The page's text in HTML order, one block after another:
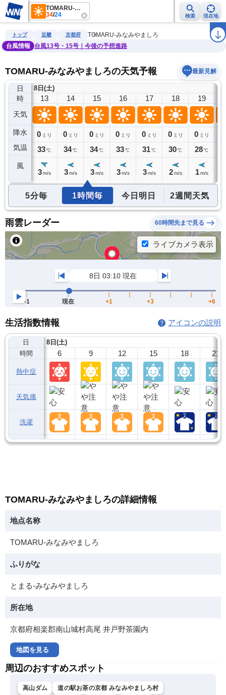
TOMARU-みなみやましろ
34/24 検索 現在地
雨雲レーダー 台風情報 地震情報 警報・注意報 ラ
トップ 近畿 京都府
TOMARU-みなみやましろ
台風情報
台風13号・15号｜今後の予想進路
TOMARU-みなみやましろの天気予報 最新見解
日
時
天気
降水
気温
風
8日(土)
12
0ミリ
33℃
13
0 ミリ
33℃
3 m/s
14
0 ミリ
34℃
3 m/s
15
0 ミリ
34℃
3 m/s
16
0 ミリ
33℃
3 m/s
17
0 ミリ
31℃
3 m/s
18
0 ミリ
30℃
2 m/s
19
0 ミリ
28℃
1 m/s
5分毎 1時間毎 今日明日 2週間天気
雨雲レーダー 60時間先まで見る
生活指数情報 アイコンの説明
日
時間
熱中症
天気痛
洗濯
8日(土)
6 9 12 15 18 21
TOMARU-みなみやましろの詳細情報
地点名称
TOMARU-みなみやましろ
ふりがな
とまる-みなみやましろ
所在地
京都府相楽郡南山城村高尾 井戸野茶園内
地図を見る
周辺のおすすめスポット
高山ダム
道の駅お茶の京都 みなみやましろ村